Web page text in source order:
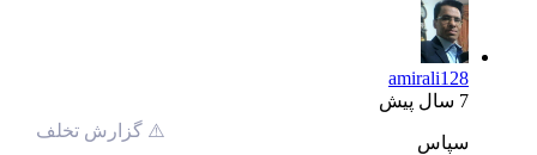
amirali128
7 سال پیش
⚠️ گزارش تخلف
سپاس